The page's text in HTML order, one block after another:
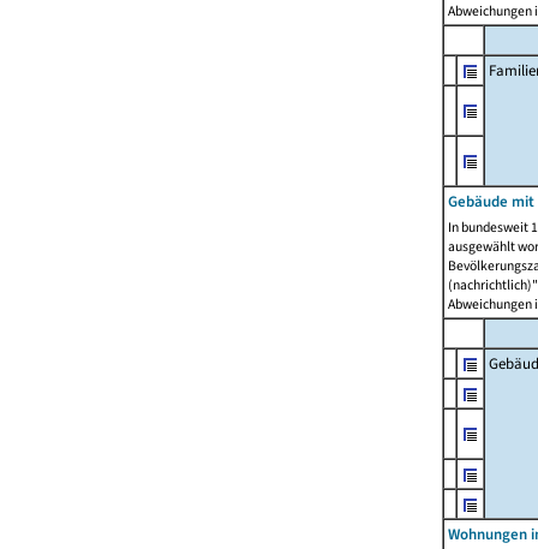
Abweichungen
Gebäude
In bundesweit
ausgewählt
Abweichungen
Wohnungen